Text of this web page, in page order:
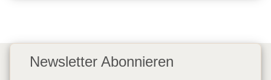
Newsletter Abonnieren